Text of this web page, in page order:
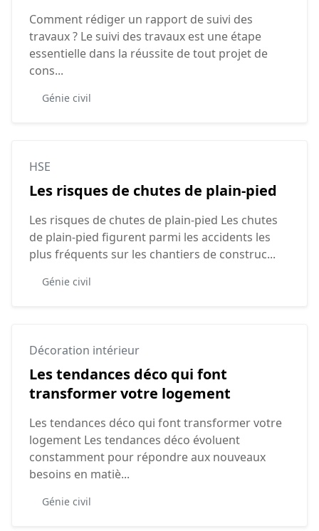
Comment rédiger un rapport de suivi des
travaux ? Le suivi des travaux est une étape
essentielle dans la réussite de tout projet de
cons...
Génie civil
HSE
Les risques de chutes de plain-pied
Les risques de chutes de plain-pied Les chutes
de plain-pied figurent parmi les accidents les
plus fréquents sur les chantiers de construc...
Génie civil
Décoration intérieur
Les tendances déco qui font
transformer votre logement
Les tendances déco qui font transformer votre
logement Les tendances déco évoluent
constamment pour répondre aux nouveaux
besoins en matiè...
Génie civil